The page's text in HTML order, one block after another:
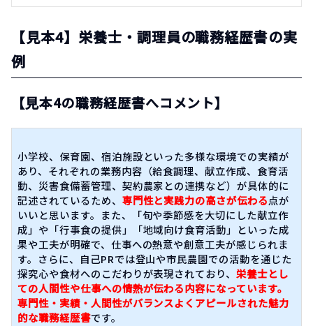
【見本4】栄養士・調理員の職務経歴書の実
例
【見本4の職務経歴書へコメント】
小学校、保育園、宿泊施設といった多様な環境での実績が
あり、それぞれの業務内容（給食調理、献立作成、食育活
動、災害食備蓄管理、契約農家との連携など）が具体的に
記述されているため、 専門性と実践力の高さが伝わる点が
いいと思います。また、「旬や季節感を大切にした献立作
成」や「行事食の提供」「地域向け食育活動」といった成
果や工夫が明確で、仕事への熱意や創意工夫が感じられま
す。さらに、自己PRでは登山や市民農園での活動を通じた
探究心や食材へのこだわりが表現されており、栄養士とし
ての人間性や仕事への情熱が伝わる内容になっています。
専門性・実績・人間性がバランスよくアピールされた魅力
的な職務経歴書です。